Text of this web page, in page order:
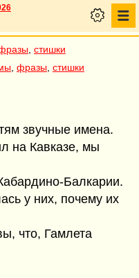
стишки
фразы стишки
звучные имена.
на Кавказе, мы
Балкарии.
у них, почему их
что, Гамлета